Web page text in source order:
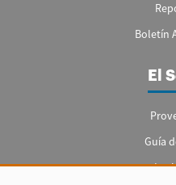
Boletín
El
Guía